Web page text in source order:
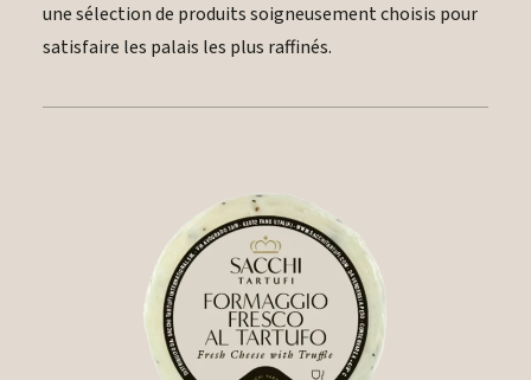
une sélection de produits soigneusement choisis pour
satisfaire les palais les plus raffinés.